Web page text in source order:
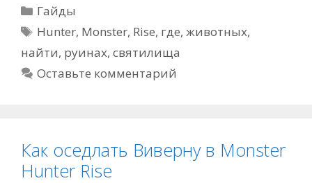
руинах
святилища
Monster
Рубрики
Гайды
Метки
Hunter, Monster, Rise, где,животных,
найти, руинах, святилища
Оставьте комментарий
Как оседлать Виверну в Monster
Hunter Rise